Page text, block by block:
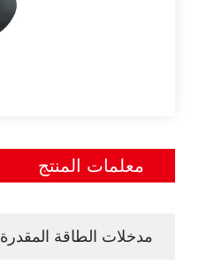
معلمات المنتج
مدخلات الطاقة المقدرة